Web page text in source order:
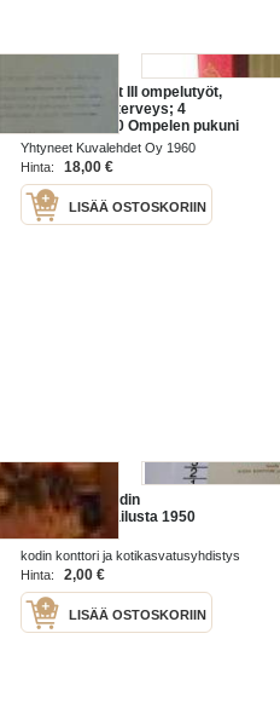
Kodin neuvokit III ompelutyöt,
lastenhoito ja terveys; 4
Kapiokirstu, 20 Ompelen pukuni
itse, Odotuskuukaudet, 6
Pallerosta koluikään, 8 Kodin
terveys
Yhtyneet Kuvalehdet Oy 1960
Hinta:
18,00 €
LISÄÄ OSTOSKORIIN
palkinnoksi kodin
levittämiskilpailusta 1950
kodin konttori ja kotikasvatusyhdistys
1950
Hinta: 2,00 €
LISÄÄ OSTOSKORIIN